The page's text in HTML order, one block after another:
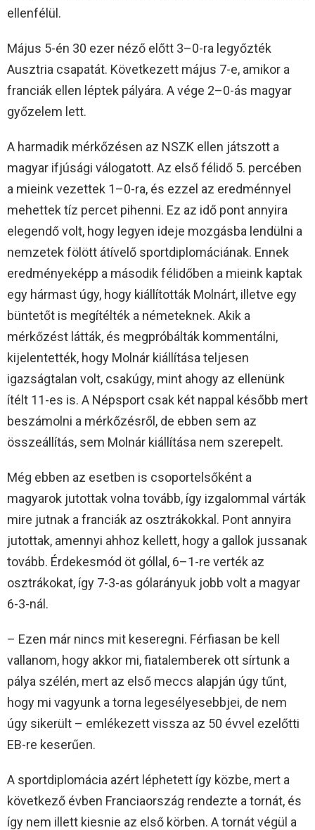
ellenfélül.
Május 5-én 30 ezer néző előtt 3–0-ra legyőzték
Ausztria csapatát. Következett május 7-e, amikor a
franciák ellen léptek pályára. A vége 2–0-ás magyar
győzelem lett.
A harmadik mérkőzésen az NSZK ellen játszott a
magyar ifjúsági válogatott. Az első félidő 5. percében
a mieink vezettek 1–0-ra, és ezzel az eredménnyel
mehettek tíz percet pihenni. Ez az idő pont annyira
elegendő volt, hogy legyen ideje mozgásba lendülni a
nemzetek fölött átívelő sportdiplomáciának. Ennek
eredményeképp a második félidőben a mieink kaptak
egy hármast úgy, hogy kiállították Molnárt, illetve egy
büntetőt is megítélték a németeknek. Akik a
mérkőzést látták, és megpróbálták kommentálni,
kijelentették, hogy Molnár kiállítása teljesen
igazságtalan volt, csakúgy, mint ahogy az ellenünk
ítélt 11-es is. A Népsport csak két nappal később mert
beszámolni a mérkőzésről, de ebben sem az
összeállítás, sem Molnár kiállítása nem szerepelt.
Még ebben az esetben is csoportelsőként a
magyarok jutottak volna tovább, így izgalommal várták
mire jutnak a franciák az osztrákokkal. Pont annyira
jutottak, amennyi ahhoz kellett, hogy a gallok jussanak
tovább. Érdekesmód öt góllal, 6–1-re verték az
osztrákokat, így 7-3-as gólarányuk jobb volt a magyar
6-3-nál.
– Ezen már nincs mit keseregni. Férfiasan be kell
vallanom, hogy akkor mi, fiatalemberek ott sírtunk a
pálya szélén, mert az első meccs alapján úgy tűnt,
hogy mi vagyunk a torna legesélyesebbjei, de nem
úgy sikerült – emlékezett vissza az 50 évvel ezelőtti
EB-re keserűen.
A sportdiplomácia azért léphetett így közbe, mert a
következő évben Franciaország rendezte a tornát, és
így nem illett kiesnie az első körben. A tornát végül a